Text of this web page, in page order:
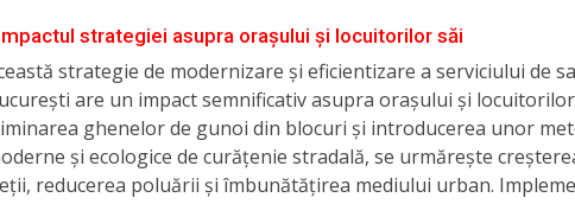
strategiei asupra orașului și locuitorilor săi
strategie de modernizare și eficientizare a serviciului de
are un impact semnificativ asupra orașului și
ghenelor de gunoi din blocuri și introducerea unor
și ecologice de curățenie stradală, se urmărește
reducerea poluării și îmbunătățirea mediului urban.